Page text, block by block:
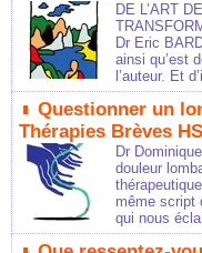
DE L’ART
Dr Eric
ainsi qu’est
l’auteur. Et
Questionner un
Thérapies Brèves
Dr
douleur
même script
qui nous